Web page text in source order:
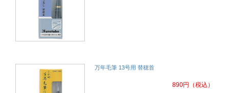
万年毛筆 13号用 替穂首
890円 （税込）